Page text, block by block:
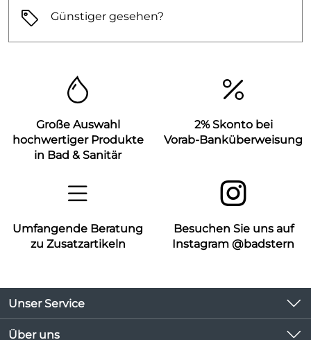
Günstiger gesehen?
Große Auswahl
hochwertiger Produkte
in Bad & Sanitär
2% Skonto bei
Vorab-Banküberweisung
Umfangende Beratung
zu Zusatzartikeln
Besuchen Sie uns auf
Instagram @badstern
Unser Service
Kontakt
Über uns